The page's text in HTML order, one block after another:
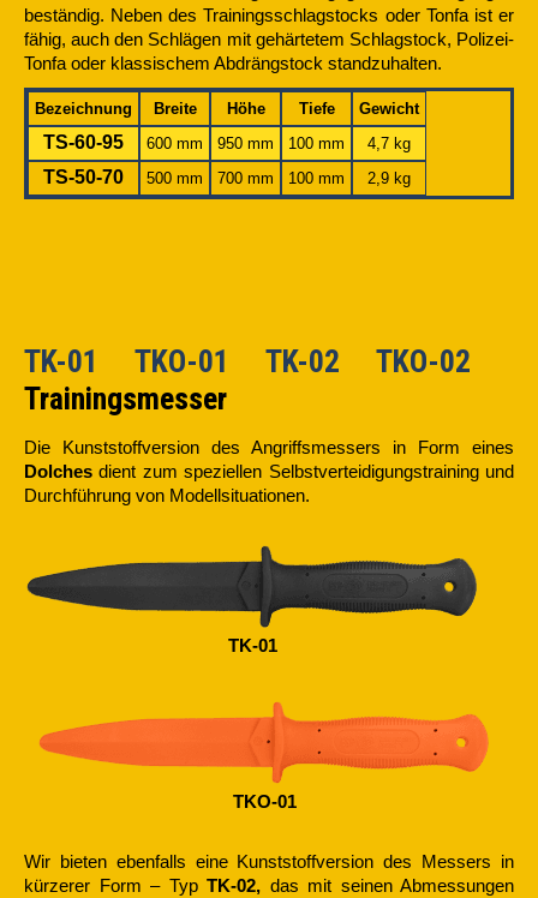
beständig. Neben des Trainingsschlagstocks oder Tonfa ist er
fähig, auch den Schlägen mit gehärtetem Schlagstock, Polizei-
Tonfa oder klassischem Abdrängstock standzuhalten.
Bezeichnung Breite Höhe Tiefe Gewicht
TS-60-95 600 mm 950 mm 100 mm 4,7 kg
TS-50-70 500 mm 700 mm 100 mm 2,9 kg
TK-01 TKO-01 TK-02 TKO-02
Trainingsmesser
Die Kunststoffversion des Angriffsmessers in Form eines
Dolches dient zum speziellen Selbstverteidigungstraining und
Durchführung von Modellsituationen.
TK-01
TKO-01
Wir bieten ebenfalls eine Kunststoffversion des Messers in
kürzerer Form – Typ TK-02, das mit seinen Abmessungen